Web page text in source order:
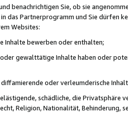
benachrichtigen Sie, ob sie
das Partnerprogramm und Sie dürfen
Websites:
Inhalte bewerben oder enthalten;
gewalttätige Inhalte haben oder
oder verleumderische
schädliche, die Privatsphäre
Religion, Nationalität, Behinderung,